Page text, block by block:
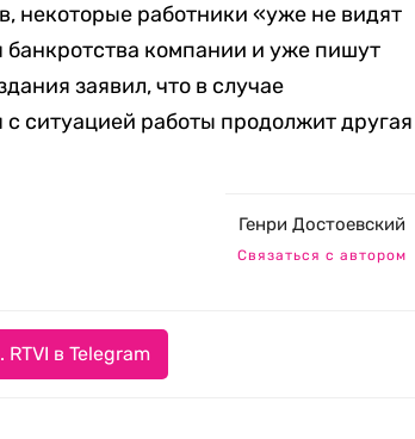
некоторые работники «уже не видят
компании и уже пишут
заявил, что в случае
ситуацией работы продолжит другая
Генри Достоевский
Связаться с автором
в Telegram